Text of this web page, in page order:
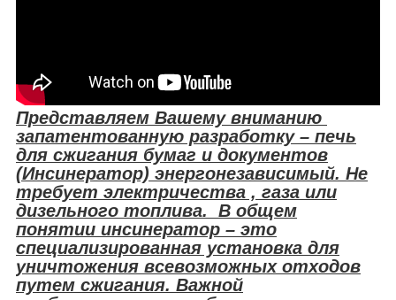
Представляем Вашему вниманию
запатентованную разработку – печь
для сжигания бумаг и документов
(Инсинератор) энергонезависимый. Не
требует электричества , газа или
дизельного топлива. В общем
понятии инсинератор – это
специализированная установка для
уничтожения всевозможных отходов
путем сжигания. Важной